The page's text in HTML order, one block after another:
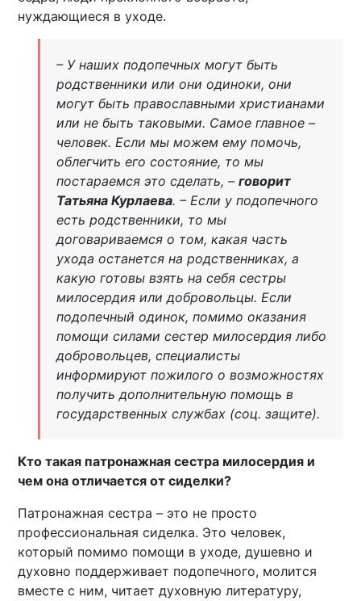
нуждающиеся в уходе.
– У наших подопечных могут быть
родственники или они одиноки, они
могут быть православными христианами
или не быть таковыми. Самое главное –
человек. Если мы можем ему помочь,
облегчить его состояние, то мы
постараемся это сделать, – говорит
Татьяна Курлаева. – Если у подопечного
есть родственники, то мы
договариваемся о том, какая часть
ухода останется на родственниках, а
какую готовы взять на себя сестры
милосердия или добровольцы. Если
подопечный одинок, помимо оказания
помощи силами сестер милосердия либо
добровольцев, специалисты
информируют пожилого о возможностях
получить дополнительную помощь в
государственных службах (соц. защите).
Кто такая патронажная сестра милосердия и
чем она отличается от сиделки?
Патронажная сестра – это не просто
профессиональная сиделка. Это человек,
который помимо помощи в уходе, душевно и
духовно поддерживает подопечного, молится
вместе с ним, читает духовную литературу,